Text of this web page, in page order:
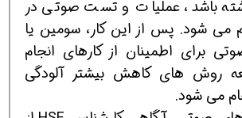
باشد، عملیات و تست صوتی در
می شود. پس از این کار، سومین یا
برای اطمینان از کارهای انجام
روش های کاهش بیشتر آلودگی
می شود.